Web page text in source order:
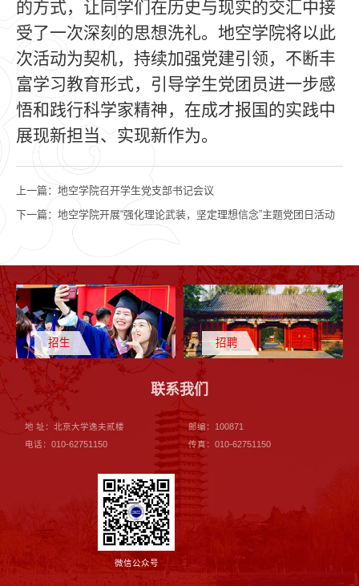
的方式，让同学们在历史与现实的交汇中接
受了一次深刻的思想洗礼。地空学院将以此
次活动为契机，持续加强党建引领，不断丰
富学习教育形式，引导学生党团员进一步感
悟和践行科学家精神，在成才报国的实践中
展现新担当、实现新作为。
上一篇： 地空学院召开学生党支部书记会议
下一篇： 地空学院开展“强化理论武装，坚定理想信念”主题党团日活动
招生 招聘
联系我们
地 址：北京大学逸夫贰楼
邮编：100871
电话：010-62751150
传真：010-62751150
微信公众号